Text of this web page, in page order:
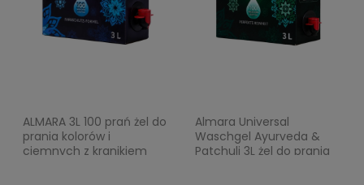
ALMARA 3L 100 prań żel do
prania kolorów i
ciemnych z kranikiem
Almara Universal
Waschgel Ayurveda &
Patchuli 3L żel do prania